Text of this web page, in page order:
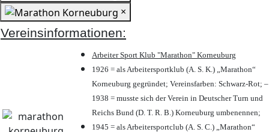
×
Vereinsinformationen:
Arbeiter Sport Klub "Marathon" Korneuburg
1926 = als Arbeitersportklub (A. S. K.) „Marathon“
Korneuburg gegründet; Vereinsfarben: Schwarz-Rot; –
1938 = musste sich der Verein in Deutscher Turn und
Reichs Bund (D. T. R. B.) Korneuburg umbenennen;
1945 = als Arbeitersportclub (A. S. C.) „Marathon“